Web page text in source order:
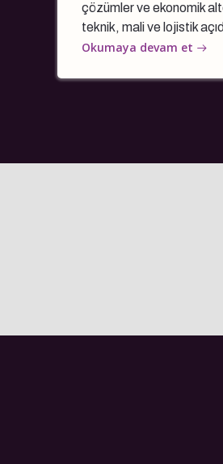
çözümler ve ekonomik
teknik, mali ve lojistik
Okumaya devam et